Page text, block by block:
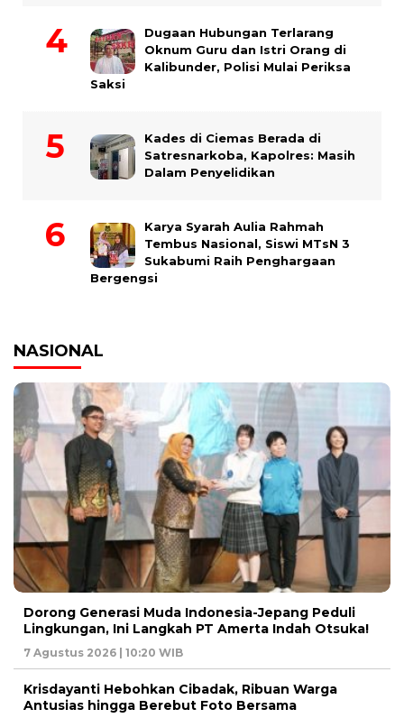
Dugaan Hubungan Terlarang
Oknum Guru dan Istri Orang di
Kalibunder, Polisi Mulai Periksa
Saksi
Kades di Ciemas Berada di
Satresnarkoba, Kapolres: Masih
Dalam Penyelidikan
Karya Syarah Aulia Rahmah
Tembus Nasional, Siswi MTsN 3
Sukabumi Raih Penghargaan
Bergengsi
NASIONAL
Dorong Generasi Muda Indonesia-Jepang Peduli
Lingkungan, Ini Langkah PT Amerta Indah Otsuka!
7 Agustus 2026 | 10:20 WIB
Krisdayanti Hebohkan Cibadak, Ribuan Warga
Antusias hingga Berebut Foto Bersama